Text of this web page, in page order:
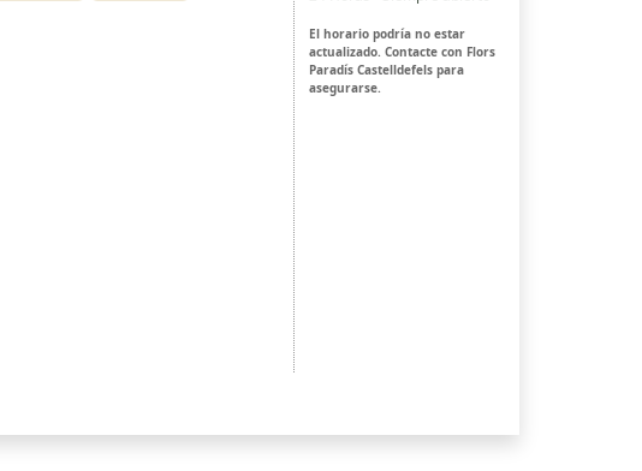
El horario podría no estar
actualizado. Contacte con Flors
Paradís Castelldefels para
asegurarse.